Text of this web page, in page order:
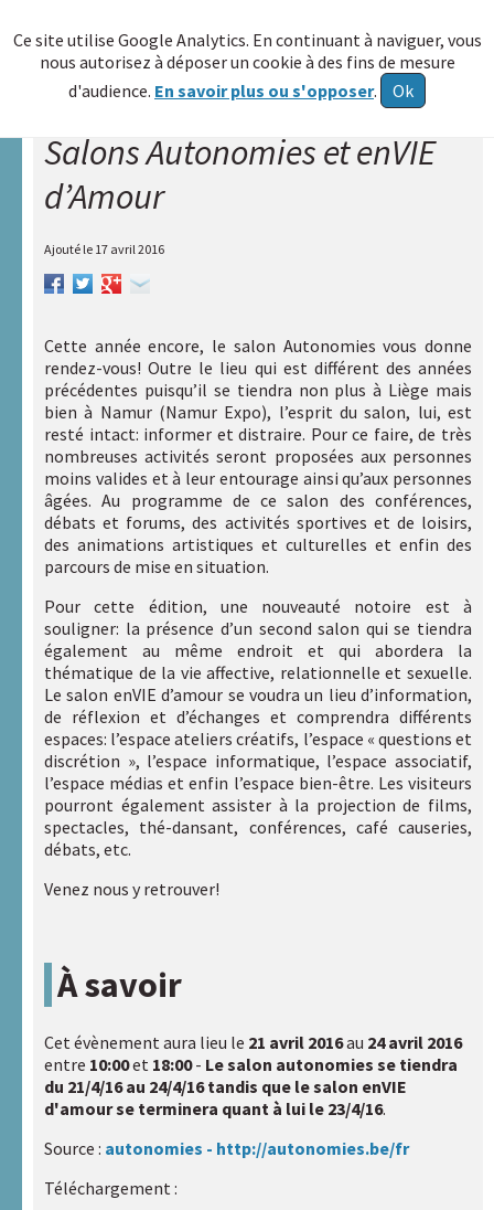
Ce site utilise Google Analytics. En continuant à naviguer, vous
nous autorisez à déposer un cookie à des fins de mesure
d'audience. En savoir plus ou s'opposer. Ok
≡
Allez au
contenu
Accueil
A.R.A.P.H.
Réseau
HAXY
propos
Poser
une
question
Centre de
documentation
Liens
utiles
Actualités
Rechercher :
Nos
sites
internet
A.R.A.P.H.
Handicap
et
Santé
HAXY
mental
Réseau
HAXY
Salons Autonomies et enVIE
d’Amour
Ajouté le 17 avril 2016
Cette année encore, le salon Autonomies vous donne
rendez-vous! Outre le lieu qui est différent des années
précédentes puisqu’il se tiendra non plus à Liège mais
bien à Namur (Namur Expo), l’esprit du salon, lui, est
resté intact: informer et distraire. Pour ce faire, de très
nombreuses activités seront proposées aux personnes
moins valides et à leur entourage ainsi qu’aux personnes
âgées. Au programme de ce salon des conférences,
débats et forums, des activités sportives et de loisirs,
des animations artistiques et culturelles et enfin des
parcours de mise en situation.
Pour cette édition, une nouveauté notoire est à
souligner: la présence d’un second salon qui se tiendra
également au même endroit et qui abordera la
thématique de la vie affective, relationnelle et sexuelle.
Le salon enVIE d’amour se voudra un lieu d’information,
de réflexion et d’échanges et comprendra différents
espaces: l’espace ateliers créatifs, l’espace « questions et
discrétion », l’espace informatique, l’espace associatif,
l’espace médias et enfin l’espace bien-être. Les visiteurs
pourront également assister à la projection de films,
spectacles, thé-dansant, conférences, café causeries,
débats, etc.
Venez nous y retrouver!
À savoir
Cet évènement aura lieu le 21 avril 2016au 24 avril 2016
entre 10:00et 18:00- Le salon autonomies se tiendra
du 21/4/16 au 24/4/16 tandis que le salon enVIE
d'amour se terminera quant à lui le 23/4/16.
Source : autonomies - http://autonomies.be/fr
Téléchargement :